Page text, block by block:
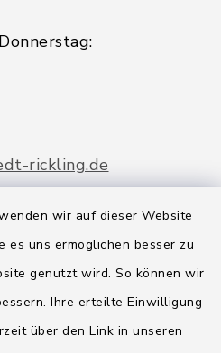
wir auf dieser Website
es uns ermöglichen besser zu
genutzt wird. So können wir
Ihre erteilte Einwilligung
über den Link in unseren
rickling.de